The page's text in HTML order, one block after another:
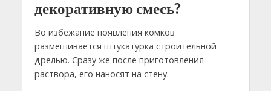
декоративную смесь?
Во избежание появления комков
размешивается штукатурка строительной
дрелью. Сразу же после приготовления
раствора, его наносят на стену.